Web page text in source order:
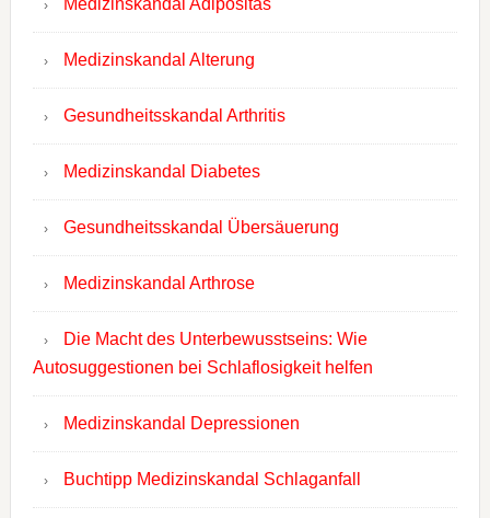
Medizinskandal Adipositas
Medizinskandal Alterung
Gesundheitsskandal Arthritis
Medizinskandal Diabetes
Gesundheitsskandal Übersäuerung
Medizinskandal Arthrose
Die Macht des Unterbewusstseins: Wie
Autosuggestionen bei Schlaflosigkeit helfen
Medizinskandal Depressionen
Buchtipp Medizinskandal Schlaganfall